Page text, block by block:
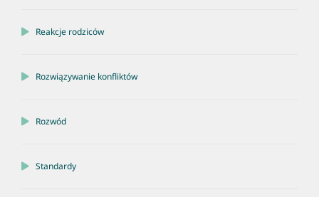
Reakcje rodziców
Rozwiązywanie konfliktów
Rozwód
Standardy